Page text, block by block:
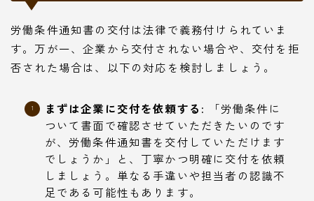
労働条件通知書の交付は法律で義務付けられていま
す。万が一、企業から交付されない場合や、交付を拒
否された場合は、以下の対応を検討しましょう。
まずは企業に交付を依頼する:
「労働条件に
ついて書面で確認させていただきたいのです
が、労働条件通知書を交付していただけます
でしょうか」と、丁寧かつ明確に交付を依頼
しましょう。単なる手違いや担当者の認識不
足である可能性もあります。